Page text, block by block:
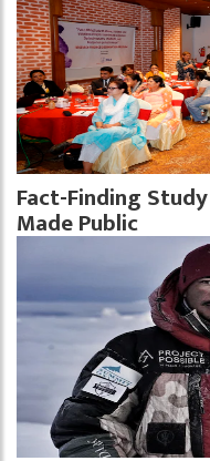
Fact-Finding
Made Public